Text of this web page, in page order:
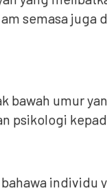
semasa juga
bawah umur
psikologi
individu